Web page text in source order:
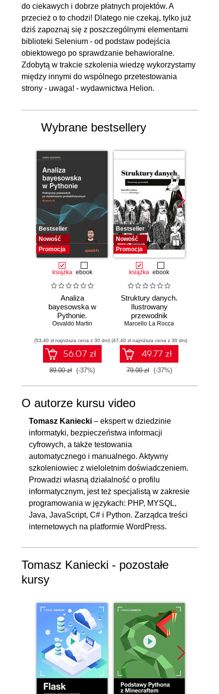
do ciekawych i dobrze płatnych projektów. A
przecież o to chodzi! Dlatego nie czekaj, tylko już
dziś zapoznaj się z poszczególnymi elementami
biblioteki Selenium - od podstaw podejścia
obiektowego po sprawdzanie behawioralne.
Zdobytą w trakcie szkolenia wiedzę wykorzystamy
między innymi do wspólnego przetestowania
strony - uwaga! - wydawnictwa Helion.
Wybrane bestsellery
Bestseller
Nowość
Promocja
książka ebook
Analiza
bayesowska w
Pythonie.
Praktyczny
modelowaniu
probabilistycznym.
Wydanie III
Osvaldo Martin
(53,40 zł najniższa cena z 30 dni)
56.07 zł
89.00 zł (-37%)
Bestseller
Nowość
Promocja
książka ebook
Struktury danych.
Ilustrowany
przewodnik
Marcello La Rocca
(47,40 zł najniższa cena z 30 dni)
49.77 zł
79.00 zł (-37%)
O autorze kursu video
Tomasz Kaniecki – ekspert w dziedzinie
informatyki, bezpieczeństwa informacji
cyfrowych, a także testowania
automatycznego i manualnego. Aktywny
szkoleniowiec z wieloletnim doświadczeniem.
Prowadzi własną działalność o profilu
informatycznym, jest też specjalistą w zakresie
programowania w językach: PHP, MYSQL,
Java, JavaScript, C# i Python. Zarządca treści
internetowych na platformie WordPress.
Tomasz Kaniecki - pozostałe
kursy